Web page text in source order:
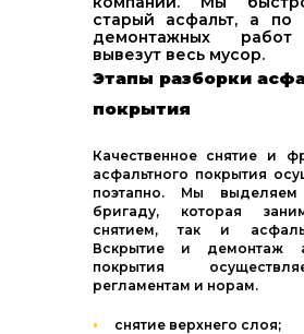
старый асфальт, а по
демонтажных
вывезут весь мусор.
Этапы разборки
покрытия
Качественное снятие и
асфальтного покрытия
поэтапно. Мы выделяем
бригаду, которая
снятием, так и
Вскрытие и демонтаж
покрытия
регламентам и норам.
снятие верхнего слоя;